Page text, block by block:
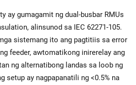
ay gumagamit ng dual-busbar RMUs
alinsunod sa IEC 62271-105.
sistemang ito ang pagtitiis sa error
feeder, awtomatikong inirerelay ang
ng alternatibong landas sa loob ng
setup ay nagpapanatili ng <0.5% na